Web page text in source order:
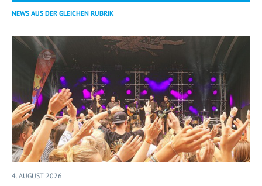
NEWS AUS DER GLEICHEN RUBRIK
4. AUGUST 2026